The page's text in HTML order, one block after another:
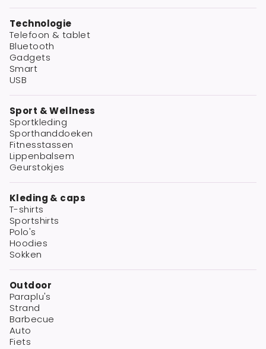
Technologie
Telefoon & tablet
Bluetooth
Gadgets
Smart
USB
Sport & Wellness
Sportkleding
Sporthanddoeken
Fitnesstassen
Lippenbalsem
Geurstokjes
Kleding & caps
T-shirts
Sportshirts
Polo's
Hoodies
Sokken
Outdoor
Paraplu's
Strand
Barbecue
Auto
Fiets